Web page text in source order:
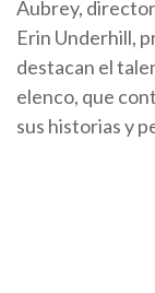
Aubrey,
Erin Underhill,
destacan el
elenco, que
sus historias y